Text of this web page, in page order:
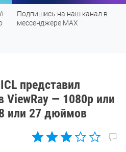
Подпишись на наш канал в
мессенджере МАХ
представил
ViewRay — 1080p или
или 27 дюймов